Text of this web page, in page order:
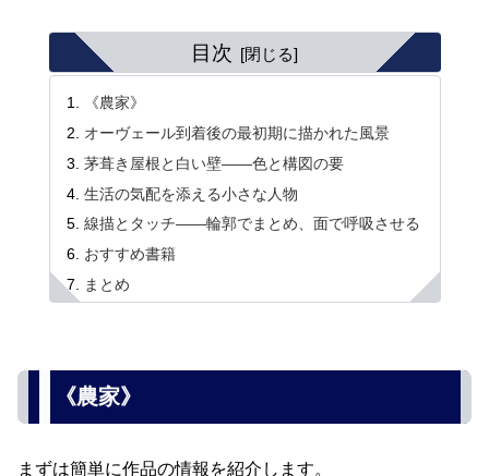
目次
《農家》
オーヴェール到着後の最初期に描かれた風景
茅葺き屋根と白い壁――色と構図の要
生活の気配を添える小さな人物
線描とタッチ――輪郭でまとめ、面で呼吸させる
おすすめ書籍
まとめ
《農家》
まずは簡単に作品の情報を紹介します。